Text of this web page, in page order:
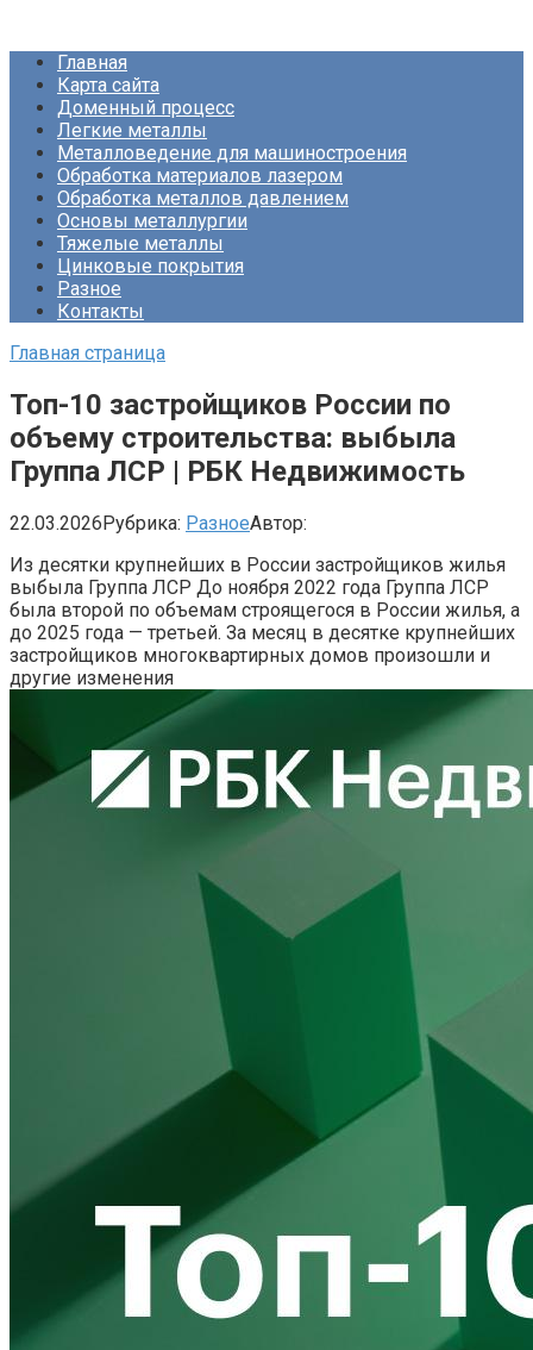
контентуГлавная
Карта сайта
Доменный процесс
Легкие металлы
Металловедение для машиностроения
Обработка материалов лазером
Обработка металлов давлением
Основы металлургии
Тяжелые металлы
Цинковые покрытия
Разное
Контакты
Главная страница
Топ-10 застройщиков России по
объему строительства: выбыла
Группа ЛСР | РБК Недвижимость
22.03.2026Рубрика: РазноеАвтор:
Из десятки крупнейших в России застройщиков жилья
выбыла Группа ЛСР До ноября 2022 года Группа ЛСР
была второй по объемам строящегося в России жилья, а
до 2025 года — третьей. За месяц в десятке крупнейших
застройщиков многоквартирных домов произошли и
другие изменения